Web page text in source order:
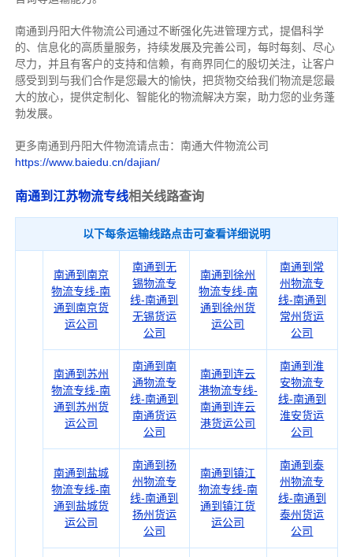
南通到丹阳大件物流公司通过不断强化先进管理方式，提倡科学
的、信息化的高质量服务，持续发展及完善公司，每时每刻、尽心
尽力， 并且有客户的支持和信赖，有商界同仁的殷切关注， 让客户
感受到到与我们合作是您最大的愉快，把货物交给我们物流是您最
大的放心， 提供定制化、智能化的物流解决方案，助力您的业务蓬
勃发展。
更多南通到丹阳大件物流请点击：南通大件物流公司
https://www.baiedu.cn/dajian/
南通到江苏物流专线相关线路查询
以下每条运输线路点击可查看详细说明
南通到南京
物流专线-南
通到南京货
运公司
南通到无
锡物流专
线-南通到
无锡货运
公司
南通到徐州
物流专线-南
通到徐州货
运公司
南通到常
州物流专
线-南通到
常州货运
公司
南通到苏州
物流专线-南
通到苏州货
运公司
南通到南
通物流专
线-南通到
南通货运
公司
南通到连云
港物流专线-
南通到连云
港货运公司
南通到淮
安物流专
线-南通到
淮安货运
公司
南通到盐城
物流专线-南
通到盐城货
运公司
南通到扬
州物流专
线-南通到
扬州货运
公司
南通到镇江
物流专线-南
通到镇江货
运公司
南通到泰
州物流专
线-南通到
泰州货运
公司